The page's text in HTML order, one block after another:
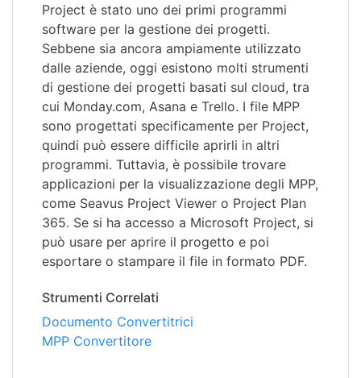
Project è stato uno dei primi programmi
software per la gestione dei progetti.
Sebbene sia ancora ampiamente utilizzato
dalle aziende, oggi esistono molti strumenti
di gestione dei progetti basati sul cloud, tra
cui Monday.com, Asana e Trello. I file MPP
sono progettati specificamente per Project,
quindi può essere difficile aprirli in altri
programmi. Tuttavia, è possibile trovare
applicazioni per la visualizzazione degli MPP,
come Seavus Project Viewer o Project Plan
365. Se si ha accesso a Microsoft Project, si
può usare per aprire il progetto e poi
esportare o stampare il file in formato PDF.
Strumenti Correlati
Documento Convertitrici
MPP Convertitore